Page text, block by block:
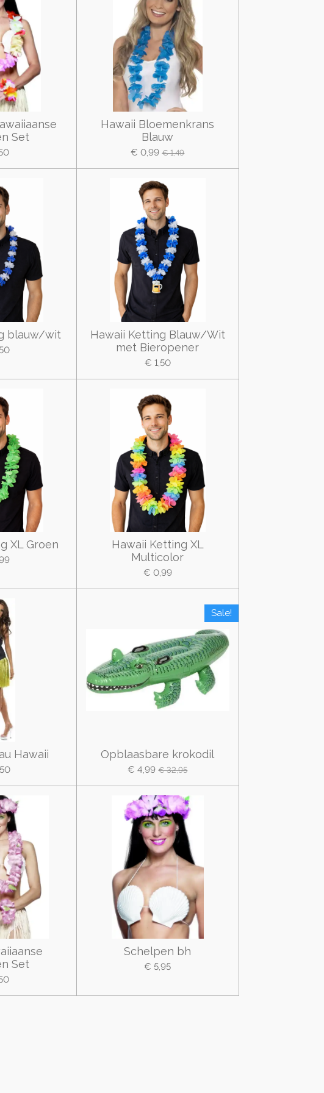
Set
Hawaii Bloemenkrans
Blauw
€ 0,99 € 1,49
blauw/wit
Hawaii Ketting Blauw/Wit
met Bieropener
€ 1,50
XL Groen
Hawaii Ketting XL
Multicolor
€ 0,99
Hawaii
Sale!
Opblaasbare krokodil
€ 4,99 € 32,95
Set
Schelpen bh
€ 5,95